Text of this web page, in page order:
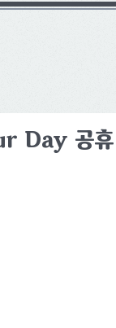
Day 공휴